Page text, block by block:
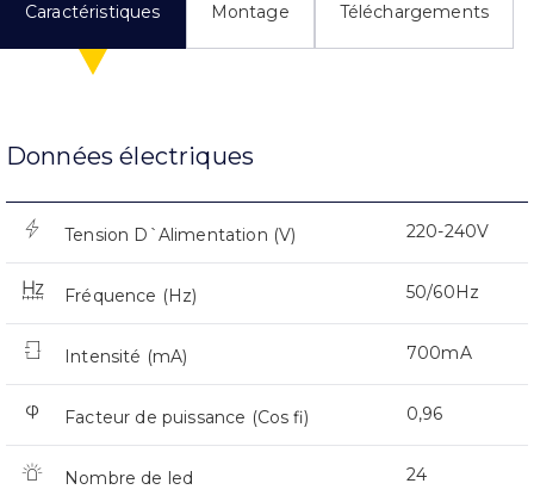
Caractéristiques Montage Téléchargements
Données électriques
Tension D`Alimentation (V) 220-240V
Fréquence (Hz) 50/60Hz
Intensité (mA) 700mA
Facteur de puissance (Cos fi) 0,96
Nombre de led 24